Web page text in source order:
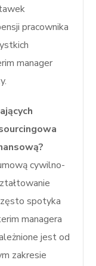
pracownika
manager
cywilno-
spotyka
managera
jest od
zakresie